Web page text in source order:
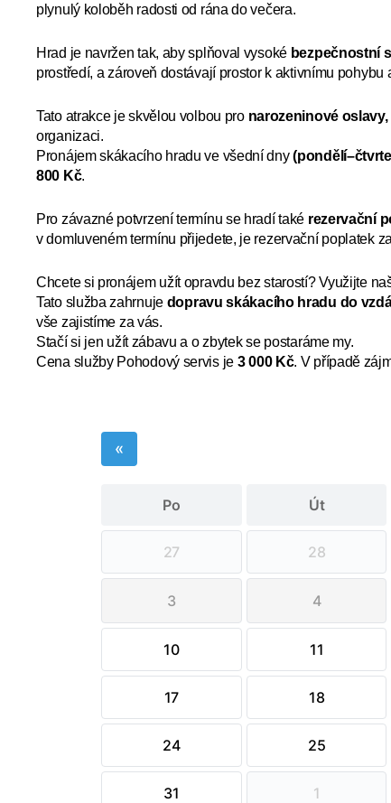
plynulý koloběh radosti od rána do večera.
Hrad je navržen tak, aby splňoval vysoké bezpečnostní
prostředí, a zároveň dostávají prostor k aktivnímu pohybu
Tato atrakce je skvělou volbou pro narozeninové
organizaci.
Pronájem skákacího hradu ve všední dny
800 Kč.
Pro závazné potvrzení termínu se hradí také rezervační
v domluveném termínu přijedete, je rezervační poplatek
Chcete si pronájem užít opravdu bez starostí? Využijte
Tato služba zahrnuje dopravu skákacího hradu do
vše zajistíme za vás.
Stačí si jen užít zábavu a o zbytek se postaráme my.
Cena služby Pohodový servis je 3 000 Kč. V případě
«
Po Út
27 28
3 4
10 11
17 18
24 25
31 1